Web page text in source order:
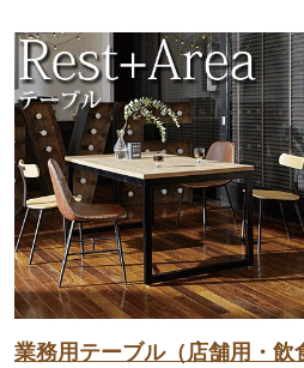
業務用テーブル（店舗用・飲